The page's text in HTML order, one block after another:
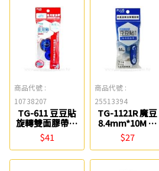
商品代號 :
10738207
TG-611 豆豆貼
旋轉雙面膠帶替
帶 8.4mm PLUS
$41
商品代號 :
25513394
TG-1121R 魔豆
8.4mm*10M 豆
豆彩貼替帶 39-
144 PLUS
$27